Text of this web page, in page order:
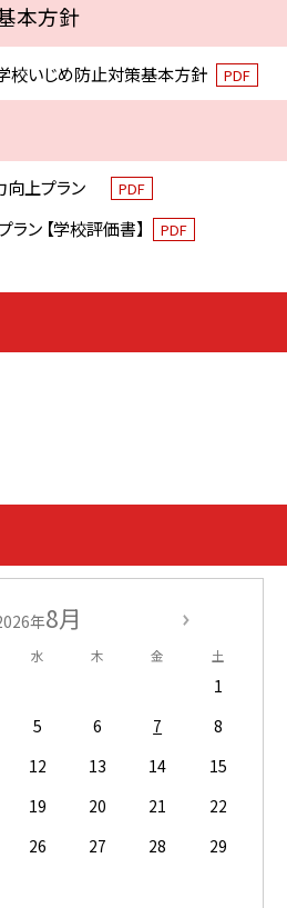
本方針
いじめ防止対策基本方針 PDF
向上プラン PDF
ン 【学校評価書】 PDF
年8月
水 木 金 土
1
5 6 7
8
12 13 14
15
19 20 21
22
26 27 28
29